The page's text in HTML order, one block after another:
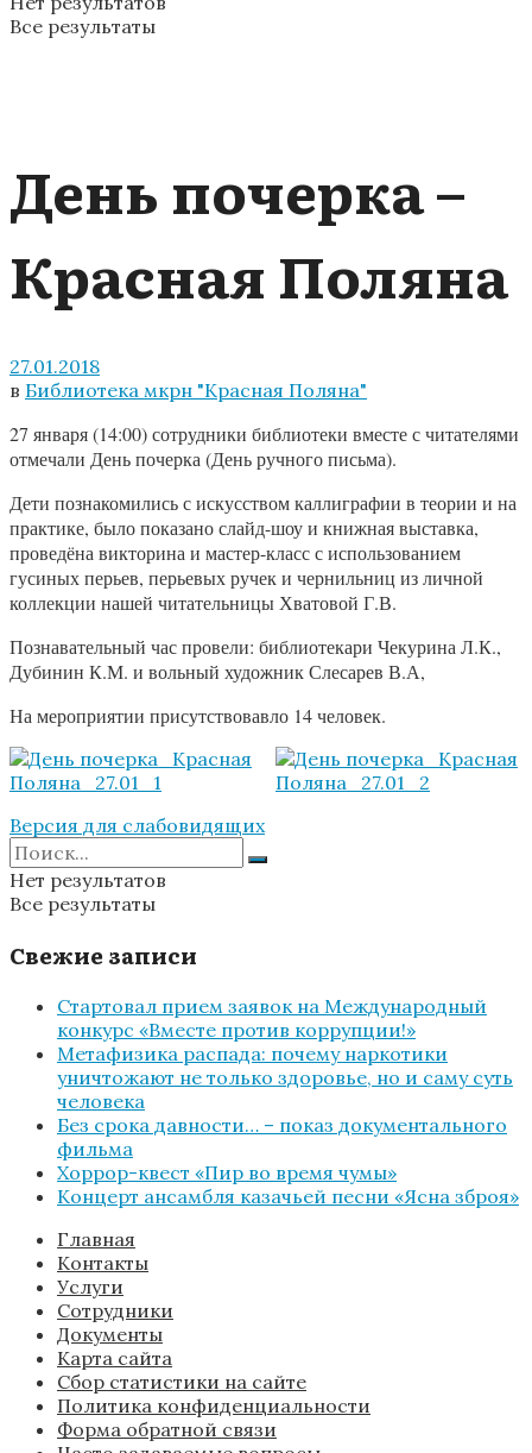
Все результаты
День почерка –
Красная Поляна
27.01.2018
в Библиотека мкрн "Красная Поляна"
27 января (14:00) сотрудники библиотеки вместе с читателями
отмечали День почерка (День ручного письма).
Дети познакомились с искусством каллиграфии в теории и на
практике, было показано слайд-шоу и книжная выставка,
проведёна викторина и мастер-класс с использованием
гусиных перьев, перьевых ручек и чернильниц из личной
коллекции нашей читательницы Хватовой Г.В.
Познавательный час провели: библиотекари Чекурина Л.К.,
Дубинин К.М. и вольный художник Слесарев В.А,
На мероприятии присутствовавло 14 человек.
Версия для слабовидящих
Нет результатов
Все результаты
Свежие записи
Стартовал прием заявок на Международный
конкурс «Вместе против коррупции!»
Метафизика распада: почему наркотики
уничтожают не только здоровье, но и саму суть
человека
Без срока давности… – показ документального
фильма
Хоррор-квест «Пир во время чумы»
Концерт ансамбля казачьей песни «Ясна зброя»
Главная
Контакты
Услуги
Сотрудники
Документы
Карта сайта
Сбор статистики на сайте
Политика конфиденциальности
Форма обратной связи